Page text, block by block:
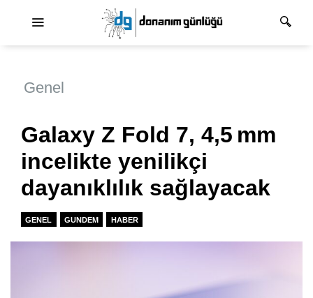
Genel
Galaxy Z Fold 7, 4,5 mm
incelikte yenilikçi
dayanıklılık sağlayacak
GENEL GUNDEM HABER